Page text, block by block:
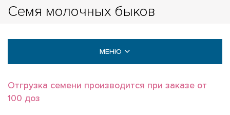
Семя молочных быков
МЕНЮ
Отгрузка семени производится при заказе от
100 доз